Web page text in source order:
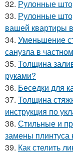
32. Рулонные
33. Рулонные
вашей квартиры
34. Уменьшение
санузла в
35. Толщина
руками?
36. Беседки для
37. Толщина
инструкция по
38. Стильные и
замены
39. Как стелить